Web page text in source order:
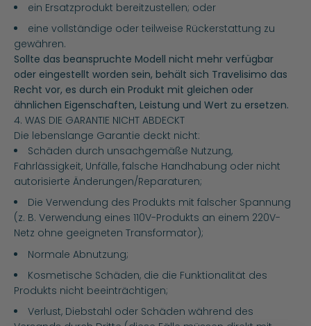
ein Ersatzprodukt bereitzustellen; oder
eine vollständige oder teilweise Rückerstattung zu
gewähren.
Sollte das beanspruchte Modell nicht mehr verfügbar
oder eingestellt worden sein, behält sich Travelisimo das
Recht vor, es durch ein Produkt mit gleichen oder
ähnlichen Eigenschaften, Leistung und Wert zu ersetzen.
4. WAS DIE GARANTIE NICHT ABDECKT
Die lebenslange Garantie deckt nicht:
Schäden durch unsachgemäße Nutzung,
Fahrlässigkeit, Unfälle, falsche Handhabung oder nicht
autorisierte Änderungen/Reparaturen;
Die Verwendung des Produkts mit falscher Spannung
(z. B. Verwendung eines 110V-Produkts an einem 220V-
Netz ohne geeigneten Transformator);
Normale Abnutzung;
Kosmetische Schäden, die die Funktionalität des
Produkts nicht beeinträchtigen;
Verlust, Diebstahl oder Schäden während des